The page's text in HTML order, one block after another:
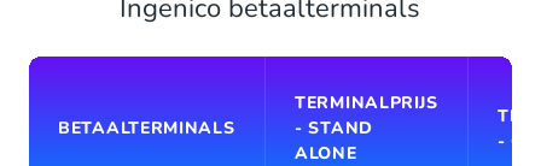
Ingenico betaalterminals
BETAALTERMINALS
TERMINALPRIJS
- STAND
ALONE
-